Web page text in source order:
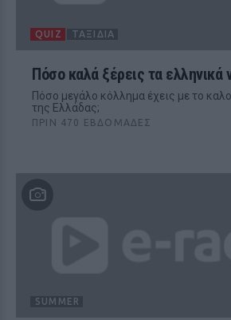
QUIZ ΤΑΞΊΔΙΑ
Πόσο καλά ξέρεις τα ελληνικά
Πόσο μεγάλο κόλλημα έχεις με το
της Ελλάδας;
ΠΡΙΝ 470 ΕΒΔΟΜΆΔΕΣ
SUMMER